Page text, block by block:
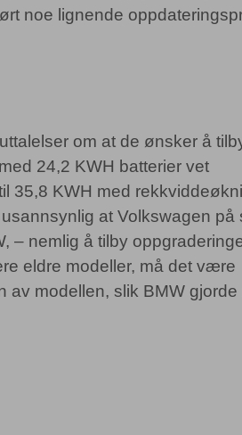
noe lignende
om at de ønsker å
24,2 KWH batterier vet
35,8 KWH med
at Volkswagen på
– nemlig å tilby
eldre modeller, må det være
av modellen, slik BMW gjorde